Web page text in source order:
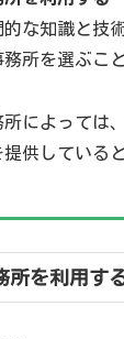
な知識と技
所を選ぶこ
によっては
供している
所を利用す